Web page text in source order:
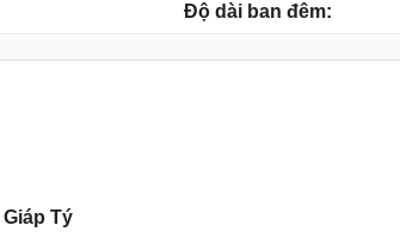
Độ dài ban đêm:
Giáp Tý